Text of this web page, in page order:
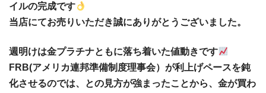
イルの完成です
当店にてお売りいただき誠にありがとうございました。
週明けは金プラチナともに落ち着いた値動きです
FRB(アメリカ連邦準備制度理事会）が利上げペースを鈍
化させるのでは、との見方が強まったことから、金が買わ